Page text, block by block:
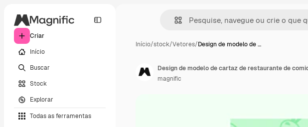
Criar
Início
Buscar
Stock
Explorar
Todas as ferramentas
Início/stock/Vetores/Design de modelo de …
Design de modelo de cartaz de restaurante de
magnific